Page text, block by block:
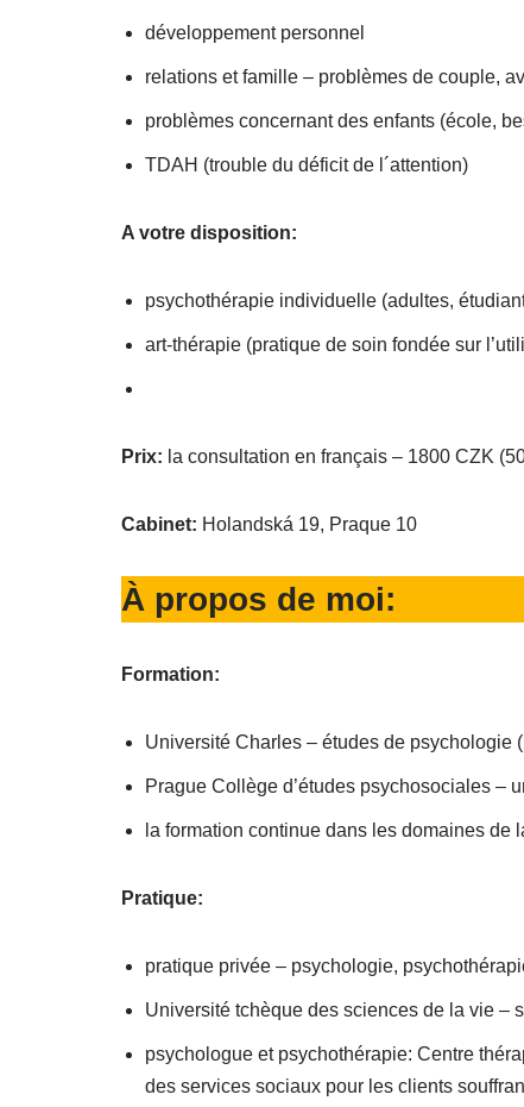
développement personnel
relations et famille – problèmes de couple,
problèmes concernant des enfants (école,
TDAH (trouble du déficit de l´attention)
A votre disposition:
psychothérapie individuelle (adultes,
art-thérapie (pratique de soin fondée sur
Prix: la consultation en français – 1800 CZK
Cabinet: Holandská 19, Praque 10
À propos de moi:
Formation:
Université Charles – études de psychologie
Prague Collège d’études psychosociales –
la formation continue dans les domaines de
Pratique:
pratique privée – psychologie,
Université tchèque des sciences de la vie –
psychologue et psychothérapie: Centre
des services sociaux pour les clients